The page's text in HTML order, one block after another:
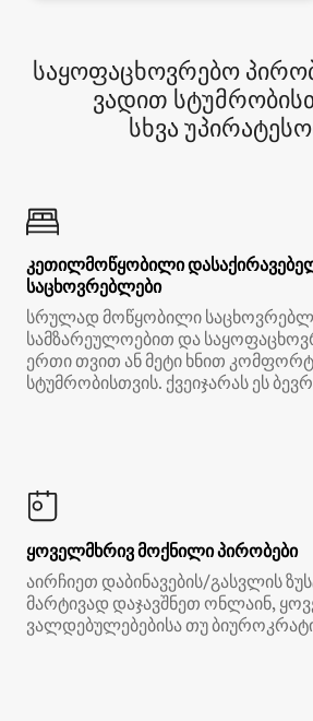
საყოფაცხოვრებო
ვადით
სხვა
კეთილმოწყობილი
საცხოვრებლები
სრულად მოწყობილი
სამზარეულოებით და
ერთი თვით ან მეტი ხნით
სტუმრობისთვის. ქვეიჯარას ეს
ყოველმხრივ მოქნილი პირობები
აირჩიეთ დაბინავების/გასვლის
მარტივად დაჯავშნეთ ონლაინ,
ვალდებულებებისა თუ